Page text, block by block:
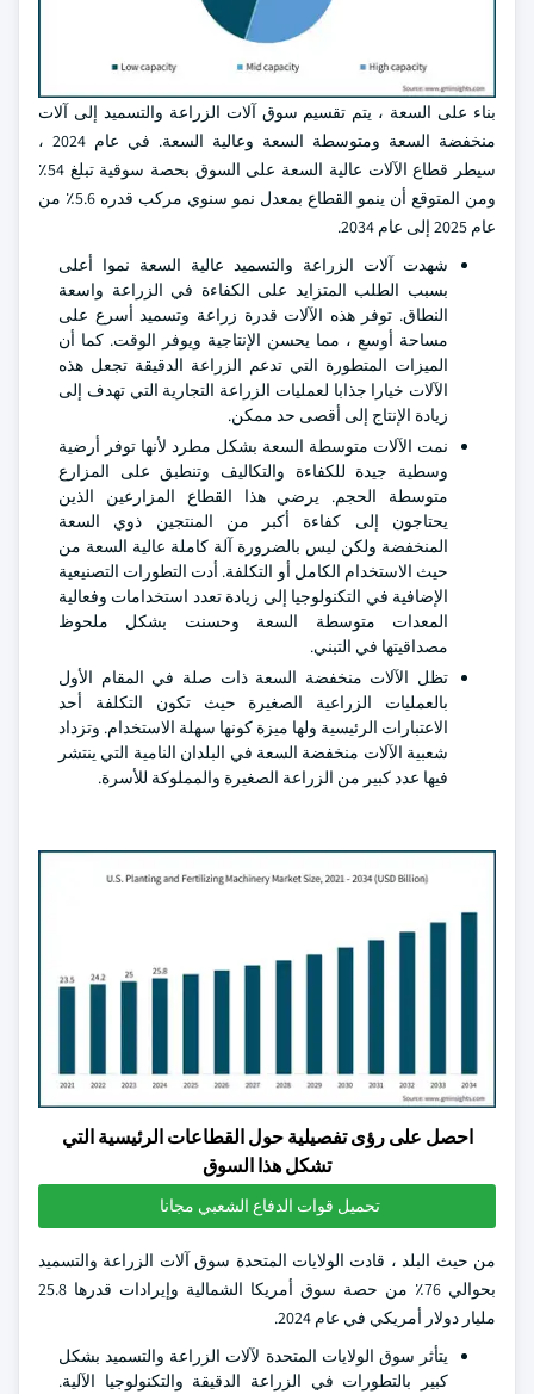
بناء على السعة ، يتم تقسيم سوق آلات الزراعة والتسميد إلى آلات
منخفضة السعة ومتوسطة السعة وعالية السعة. في عام 2024 ،
سيطر قطاع الآلات عالية السعة على السوق بحصة سوقية تبلغ 54٪
ومن المتوقع أن ينمو القطاع بمعدل نمو سنوي مركب قدره 5.6٪ من
عام 2025 إلى عام 2034.
شهدت آلات الزراعة والتسميد عالية السعة نموا أعلى
بسبب الطلب المتزايد على الكفاءة في الزراعة واسعة
النطاق. توفر هذه الآلات قدرة زراعة وتسميد أسرع على
مساحة أوسع ، مما يحسن الإنتاجية ويوفر الوقت. كما أن
الميزات المتطورة التي تدعم الزراعة الدقيقة تجعل هذه
الآلات خيارا جذابا لعمليات الزراعة التجارية التي تهدف إلى
زيادة الإنتاج إلى أقصى حد ممكن.
نمت الآلات متوسطة السعة بشكل مطرد لأنها توفر أرضية
وسطية جيدة للكفاءة والتكاليف وتنطبق على المزارع
متوسطة الحجم. يرضي هذا القطاع المزارعين الذين
يحتاجون إلى كفاءة أكبر من المنتجين ذوي السعة
المنخفضة ولكن ليس بالضرورة آلة كاملة عالية السعة من
حيث الاستخدام الكامل أو التكلفة. أدت التطورات التصنيعية
الإضافية في التكنولوجيا إلى زيادة تعدد استخدامات وفعالية
المعدات متوسطة السعة وحسنت بشكل ملحوظ
مصداقيتها في التبني.
تظل الآلات منخفضة السعة ذات صلة في المقام الأول
بالعمليات الزراعية الصغيرة حيث تكون التكلفة أحد
الاعتبارات الرئيسية ولها ميزة كونها سهلة الاستخدام. وتزداد
شعبية الآلات منخفضة السعة في البلدان النامية التي ينتشر
فيها عدد كبير من الزراعة الصغيرة والمملوكة للأسرة.
احصل على رؤى تفصيلية حول القطاعات الرئيسية التي
تشكل هذا السوق
تحميل قوات الدفاع الشعبي مجانا
من حيث البلد ، قادت الولايات المتحدة سوق آلات الزراعة والتسميد
بحوالي 76٪ من حصة سوق أمريكا الشمالية وإيرادات قدرها 25.8
مليار دولار أمريكي في عام 2024.
يتأثر سوق الولايات المتحدة لآلات الزراعة والتسميد بشكل
كبير بالتطورات في الزراعة الدقيقة والتكنولوجيا الآلية.